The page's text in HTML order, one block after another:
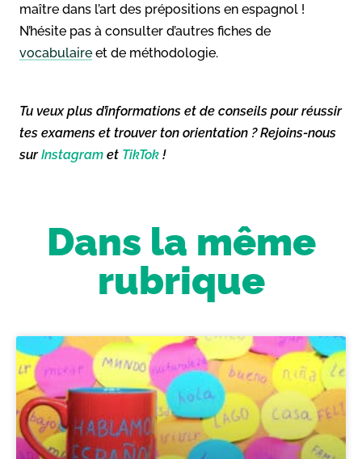
maître dans l’art des prépositions en espagnol !
N’hésite pas à consulter d’autres fiches de
vocabulaire et de méthodologie.
Tu veux plus d’informations et de conseils pour réussir
tes examens et trouver ton orientation ? Rejoins-nous
surInstagram et TikTok !
Dans la même
rubrique